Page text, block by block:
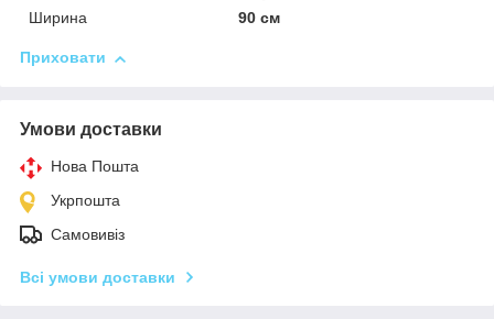
Ширина
90 см
Приховати
Умови доставки
Нова Пошта
Укрпошта
Самовивіз
Всі умови доставки